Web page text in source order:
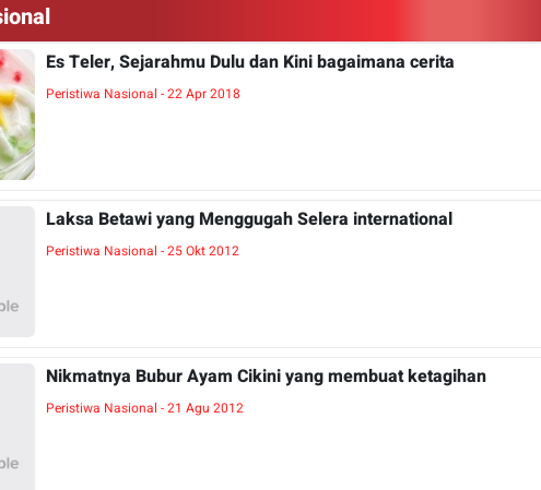
Es Teler, Sejarahmu Dulu dan Kini bagaimana cerita
Peristiwa Nasional - 22 Apr 2018
Laksa Betawi yang Menggugah Selera international
Peristiwa Nasional - 25 Okt 2012
Nikmatnya Bubur Ayam Cikini yang membuat ketagihan
Peristiwa Nasional - 21 Agu 2012